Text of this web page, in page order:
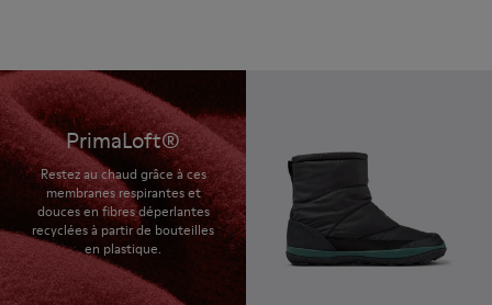
PrimaLoft®
Restez au chaud grâce à ces
membranes respirantes et
douces en fibres déperlantes
recyclées à partir de bouteilles
en plastique.